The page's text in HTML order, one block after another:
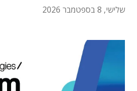
שלישי, 8 בספטמבר 2026